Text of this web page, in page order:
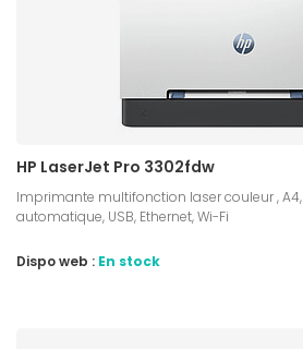
HP LaserJet Pro 3302fdw
Imprimante multifonction laser couleur ,
automatique, USB, Ethernet, Wi-Fi
Dispo web : En stock